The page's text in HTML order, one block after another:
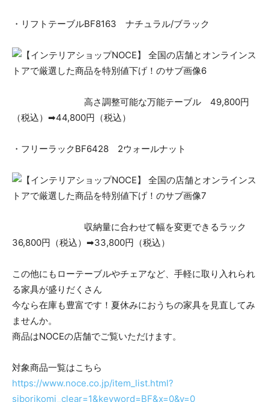
・リフトテーブルBF8163 ナチュラル/ブラック
高さ調整可能な万能テーブル 49,800円
（税込）➡44,800円（税込）
・フリーラックBF6428 2ウォールナット
収納量に合わせて幅を変更できるラック
36,800円（税込）➡33,800円（税込）
この他にもローテーブルやチェアなど、手軽に取り入れられ
る家具が盛りだくさん
今なら在庫も豊富です！夏休みにおうちの家具を見直してみ
ませんか。
商品はNOCEの店舗でご覧いただけます。
対象商品一覧はこちら
https://www.noce.co.jp/item_list.html?
siborikomi_clear=1&keyword=BF&x=0&y=0